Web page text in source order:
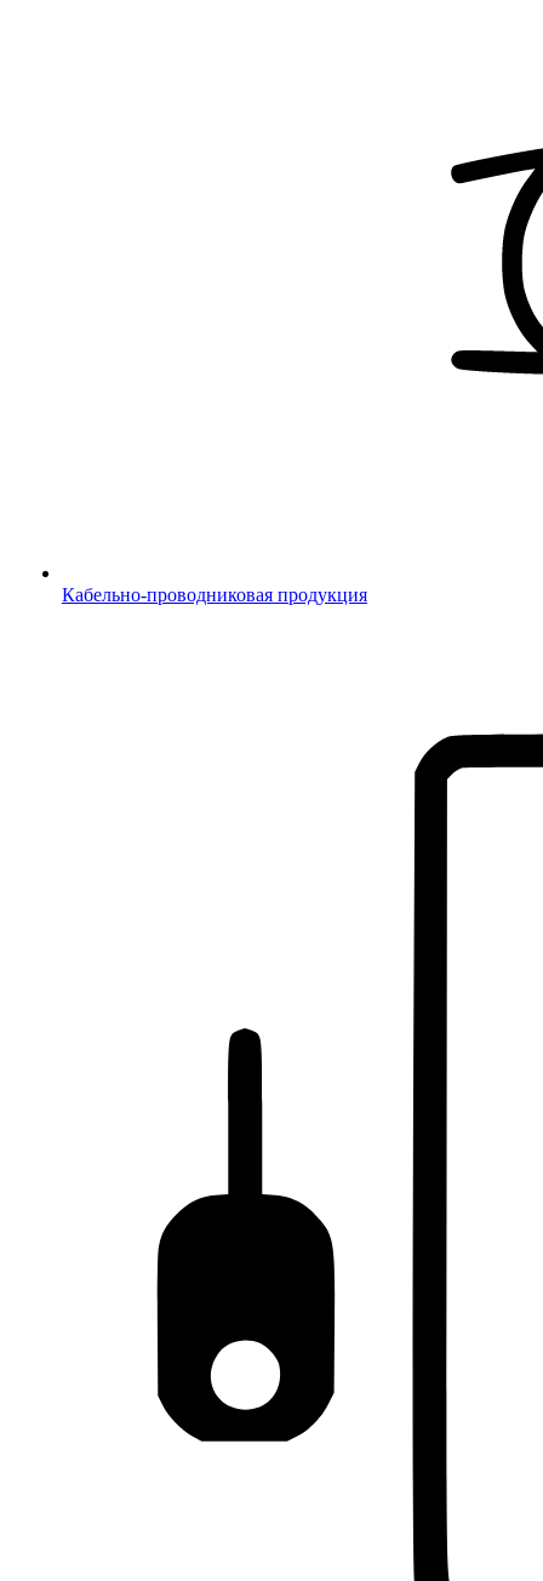
Кабельно-проводниковая продукция